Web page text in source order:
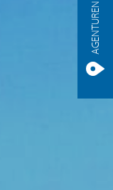
AGENTUREN